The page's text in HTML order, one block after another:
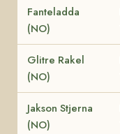
Fanteladda
(NO)
Glitre Rakel
(NO)
Jakson Stjerna
(NO)